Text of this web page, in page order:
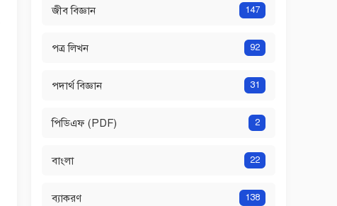
জীব বিজ্ঞান 147
পত্র লিখন 92
পদার্থ বিজ্ঞান 31
পিডিএফ (PDF) 2
বাংলা 22
ব্যাকরণ 138